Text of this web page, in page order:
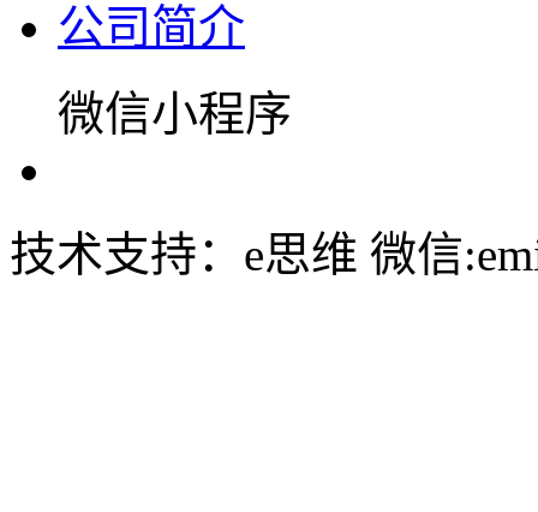
公司简介
微信小程序
技术支持：e思维 微信